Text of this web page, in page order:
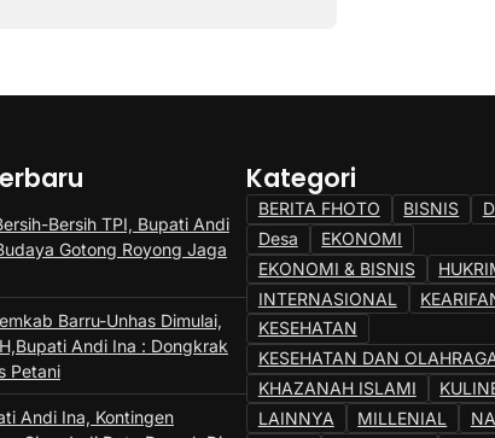
Bersih TPI, Bupati Andi
Gotong Royong Jaga
Barru-Unhas Dimulai,
Andi Ina : Dongkrak
Petani
Andi Ina, Kontingen
Kategori
BERITA FHOTO BISNIS
Desa
EKONOMI
EKONOMI & BISNIS
INTERNASIONAL
KESEHATAN
KESEHATAN DAN
KHAZANAH ISLAMI
LAINNYA
MILLENIAL